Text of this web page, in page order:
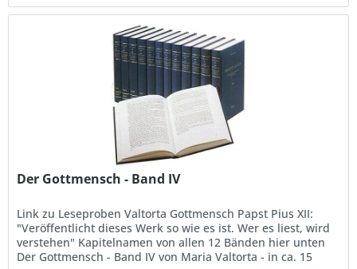
Der Gottmensch - Band IV
Link zu Leseproben Valtorta Gottmensch Papst Pius XII:
"Veröffentlicht dieses Werk so wie es ist. Wer es liest, wird
verstehen" Kapitelnamen von allen 12 Bänden hier unten
Der Gottmensch - Band IV von Maria Valtorta - in ca. 15